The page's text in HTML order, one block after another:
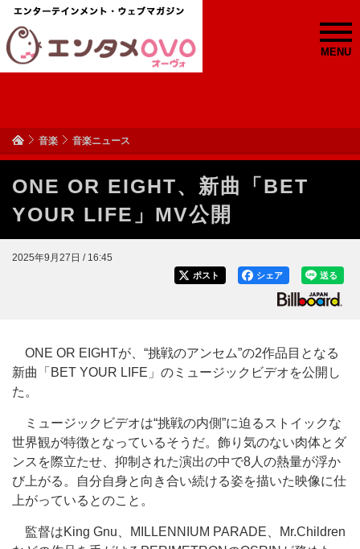
MENU
音楽 音楽ニュース
ONE OR EIGHT、新曲「BET
YOUR LIFE」MV公開
2025年9月27日 / 16:45
送る
シェア
ポスト
ONE OR EIGHTが、“挑戦のアンセム”の2作品目となる
新曲「BET YOUR LIFE」のミュージックビデオを公開し
た。
ミュージックビデオは“挑戦の内側”に迫るストイックな
世界観が特徴となっているそうだ。飾り気のない肉体とダ
ンスを際立たせ、抑制された演出の中で8人の熱量が浮か
び上がる。自分自身と向き合い続ける姿を描いた映像に仕
上がっているとのこと。
監督はKing Gnu、MILLENNIUM PARADE、Mr.Children